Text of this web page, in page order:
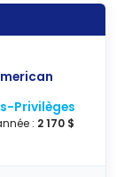
Privilèges
: 2 170 $